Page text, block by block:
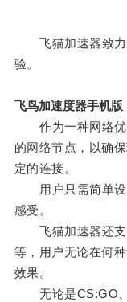
飞猫加速器致力
验。
飞鸟加速度器手机版
作为一种网络优
的网络节点，以确
定的连接。
用户只需简单设
感受。
飞猫加速器还支
等，用户无论在何
效果。
无论是CS:GO、